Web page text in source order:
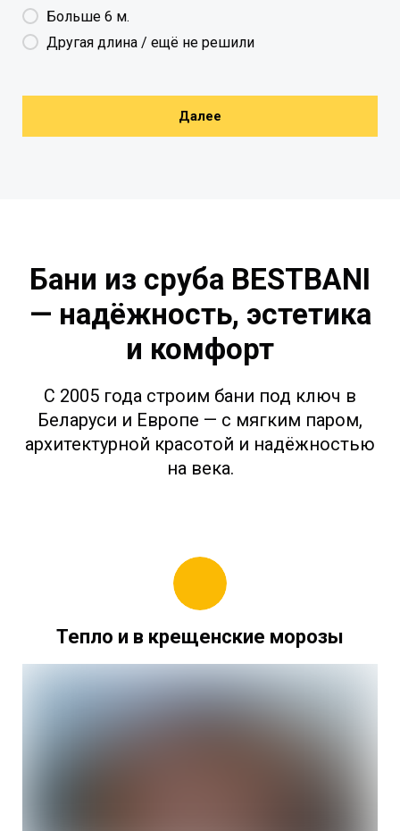
Больше 6 м.
Другая длина / ещё не решили
Далее
Бани из сруба BESTBANI
— надёжность, эстетика
и комфорт
С 2005 года строим бани под ключ в
Беларуси и Европе — с мягким паром,
архитектурной красотой и надёжностью
на века.
Тепло и в крещенские морозы